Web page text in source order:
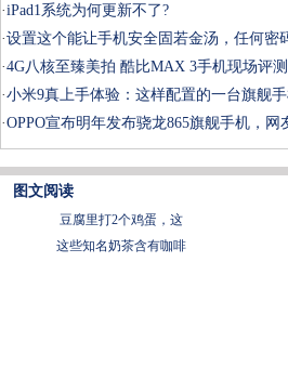
·iPad1系统为何更新不了?
·设置这个能让手机安全固若金汤，任何密
·4G八核至臻美拍 酷比MAX 3手机现场评测
·小米9真上手体验：这样配置的一台旗舰
·OPPO宣布明年发布骁龙865旗舰手机，网
图文阅读
豆腐里打2个鸡蛋，这
这些知名奶茶含有咖啡